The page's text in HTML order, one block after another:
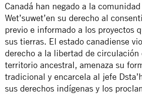
Canadá han negado a la comunidad
Wet’suwet’en su derecho al
previo e informado a los proyectos
sus tierras. El estado canadiense
derecho a la libertad de circulación
territorio ancestral, amenaza su
tradicional y encarcela al jefe
sus derechos indígenas y los